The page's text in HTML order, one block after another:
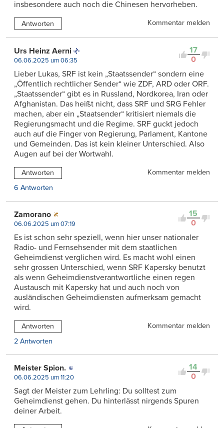
insbesondere auch noch die Chinesen hervorheben.
Antworten Kommentar melden
17
0
Urs Heinz Aerni
06.06.2025 um 06:35
Lieber Lukas, SRF ist kein „Staatssender“ sondern eine
„Öffentlich rechtlicher Sender“ wie ZDF, ARD oder ORF.
„Staatssender“ gibt es in Russland, Nordkorea, Iran oder
Afghanistan. Das heißt nicht, dass SRF und SRG Fehler
machen, aber ein „Staatsender“ kritisiert niemals die
Regierungsmacht und die Regime. SRF guckt jedoch
auch auf die Finger von Regierung, Parlament, Kantone
und Gemeinden. Das ist kein kleiner Unterschied. Also
Augen auf bei der Wortwahl.
Antworten
Kommentar melden
6 Antworten
15
0
Zamorano
06.06.2025 um 07:19
Es ist schon sehr speziell, wenn hier unser nationaler
Radio- und Fernsehsender mit dem staatlichen
Geheimdienst verglichen wird. Es macht wohl einen
sehr grossen Unterschied, wenn SRF Kapersky benutzt
als wenn Geheimdienstverantwortliche einen regen
Austausch mit Kapersky hat und auch noch von
ausländischen Geheimdiensten aufmerksam gemacht
wird.
Antworten
Kommentar melden
2 Antworten
14
0
Meister Spion.
06.06.2025 um 11:20
Sagt der Meister zum Lehrling: Du solltest zum
Geheimdienst gehen. Du hinterlässt nirgends Spuren
deiner Arbeit.